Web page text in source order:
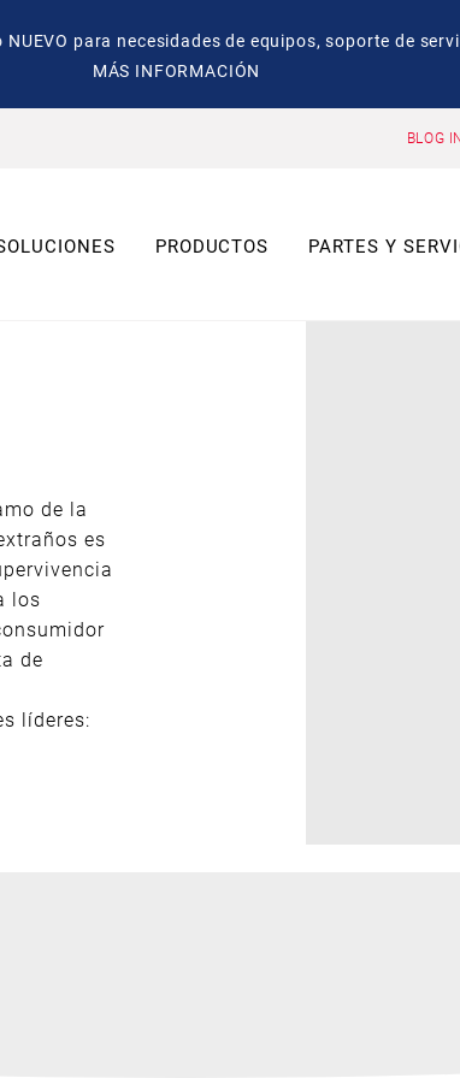
para necesidades de equipos, soporte de
MÁS INFORMACIÓN
BLOG
PRODUCTOS PARTES Y
de la
es
los
de
líderes: